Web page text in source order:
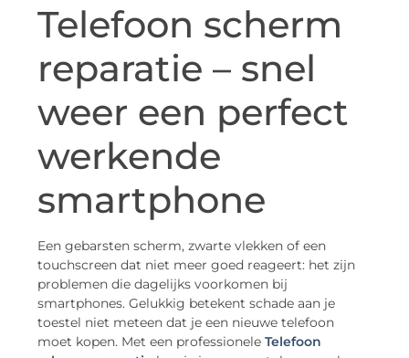
Telefoon scherm
reparatie – snel
weer een perfect
werkende
smartphone
Een gebarsten scherm, zwarte vlekken of een
touchscreen dat niet meer goed reageert: het zijn
problemen die dagelijks voorkomen bij
smartphones. Gelukkig betekent schade aan je
toestel niet meteen dat je een nieuwe telefoon
moet kopen. Met een professioneleTelefoon